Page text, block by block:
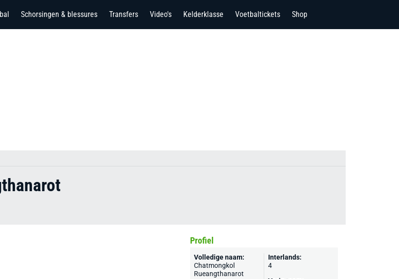
Schorsingen & blessures Transfers Video's Kelderklasse Voetbaltickets Shop
Profiel
Volledige naam:
Chatmongkol
Rueangthanarot
Interlands:
4